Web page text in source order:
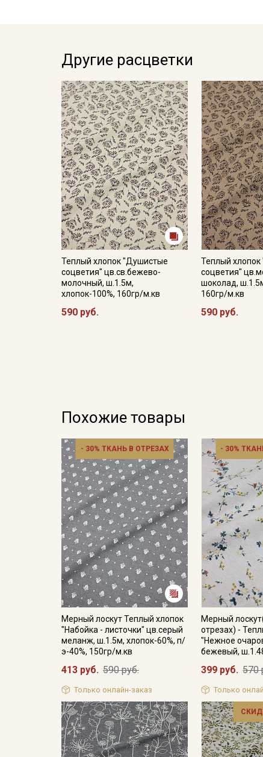
Другие расцветки
Теплый хлопок "Душистые
соцветия" цв.св.бежево-
молочный, ш.1.5м,
хлопок-100%, 160гр/м.кв
590 руб.
Теплый
соцветия"
шоколад,
160гр/м.кв
590 руб.
Похожие товары
- 30% ТКАНЬ В ОТРЕЗАХ
Мерный лоскут Теплый хлопок
"Набойка - листочки" цв.серый
меланж, ш.1.5м, хлопок-60%, п/
э-40%, 150гр/м.кв
413 руб. 590 руб.
Только онлайн-заказ
- 30%
Мерный
отрезах) -
"Нежное
бежевый,
399 руб. 570
Только